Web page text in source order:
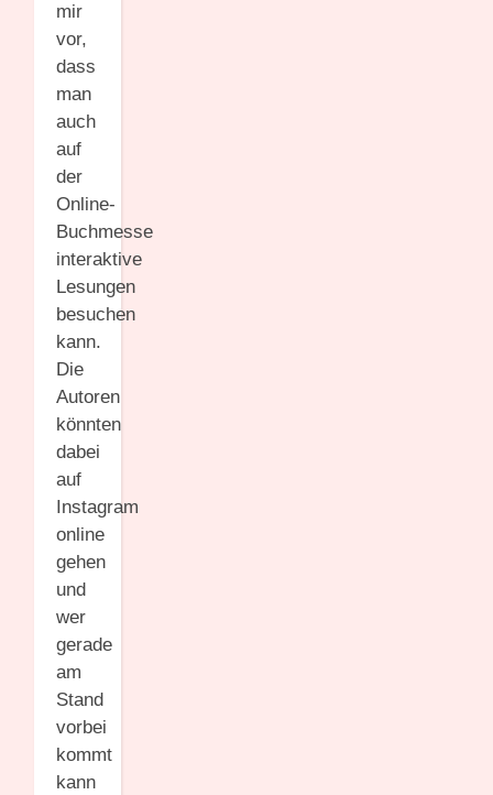
mir
vor,
dass
man
auch
auf
der
Online-
Buchmesse
interaktive
Lesungen
besuchen
kann.
Die
Autoren
könnten
dabei
auf
Instagram
online
gehen
und
wer
gerade
am
Stand
vorbei
kommt
kann